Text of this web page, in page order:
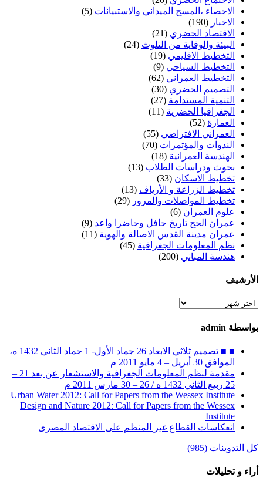
الاحصاء ،المسح الميداني والاستبيانات (5)
الاخبار (190)
الاقتصاد الحضري (21)
البيئة والوقاية من التلوث (24)
التخطيط الاقليمي (19)
التخطيط السياحي (9)
التخطيط العمراني (62)
التصميم الحضري (30)
التنمية المستدامة (27)
الجغرافيا الحضرية (11)
العمارة (52)
العمراني الافتراضي (55)
الندوات والمؤتمرات (70)
الهندسة العمرانية (18)
بحوث ودراسات الطلاب (13)
تخطيط الاسكان (33)
تخطيط الزراعة و الأرياف (13)
تخطيط المواصلات والمرور (29)
علوم العمران (6)
عمران الحج تاريخ حافل وحاضرا واعد (9)
عمران مدينة القدس الاصالة والهوية (11)
نظم المعلومات الجغرافية (45)
هندسة المباني (200)
الأرشيف
الأرشيف
بواسطة admin
■ ■ تصميم ثلاثي الابعاد 26 جماد الأول- 1 جماد الثاني 1432 ه،
الموافق 30 أبريل – 4 مايو 2011 م
مقدمة لنظم المعلومات الجغرافية والاستشعار عن بعد 21 –
25 ربيع الثاني 1432 ه / 26 – 30 مارس 2011 م
Urban Water 2012: Call for Papers from the Wessex Institute
Design and Nature 2012: Call for Papers from the Wessex
Institute‏
انعكاسات القطاع غير المنظم على الاقتصاد المصرى
كل التدوينات (985)
أراء و تحليلات